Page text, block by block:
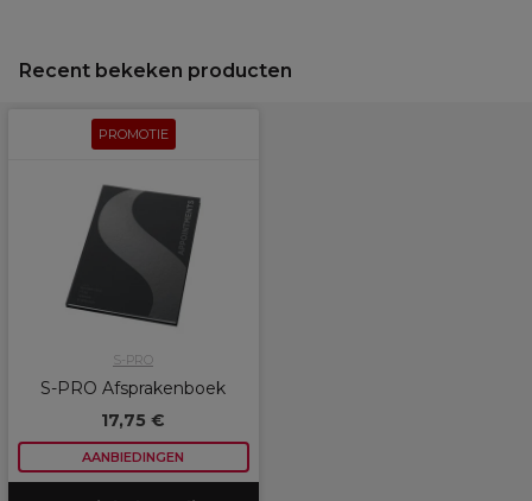
Recent bekeken producten
PROMOTIE
S-PRO
S-PRO Afsprakenboek
17,75 €
AANBIEDINGEN